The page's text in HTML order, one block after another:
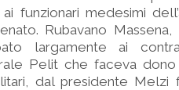
medesimi
Rubavano
largamente ai
Pelit che faceva
dal presidente